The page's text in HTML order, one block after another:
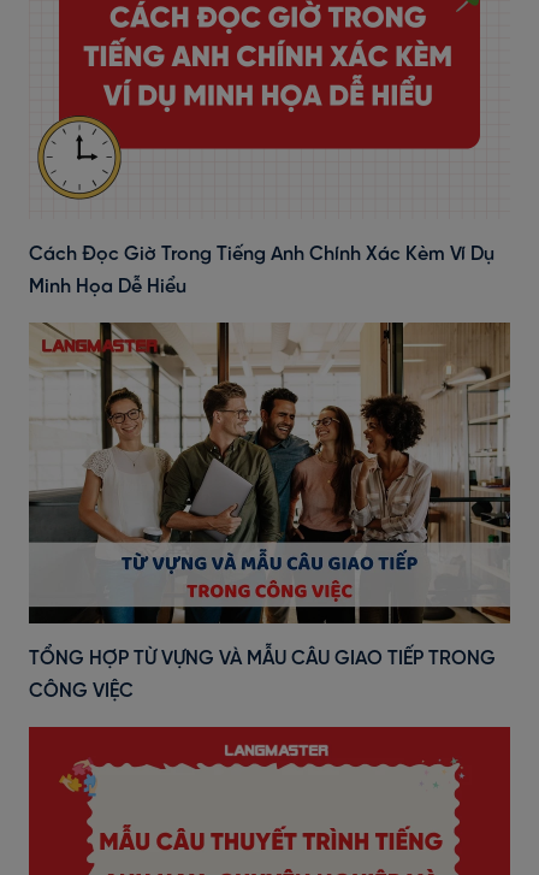
Cách Đọc Giờ Trong Tiếng Anh Chính Xác Kèm Ví Dụ
Minh Họa Dễ Hiểu
TỔNG HỢP TỪ VỰNG VÀ MẪU CÂU GIAO TIẾP TRONG
CÔNG VIỆC